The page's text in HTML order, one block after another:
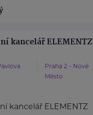
kancelář ELEMENTZ
Praha 2 – Nové
Město
kancelář ELEMENTZ